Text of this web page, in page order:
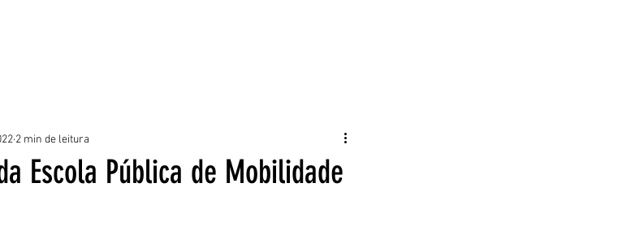
Escola Pública de Mobilidade
2 min de leitura